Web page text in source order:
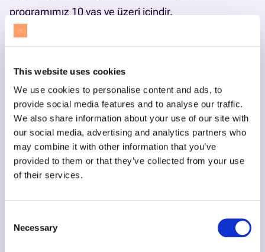
This website uses cookies
We use cookies to personalise content and ads, to
provide social media features and to analyse our traffic.
We also share information about your use of our site with
our social media, advertising and analytics partners who
may combine it with other information that you’ve
provided to them or that they’ve collected from your use
of their services.
Selection
Necessary
programımız 10 yaş ve üzeri içindir.
Unity ile robotik ve simülasyon
Unity yolu ileri yaşlar için. Çocuk artık hazır bir
simülatör kullanmaz, simülasyonun kendisini kurar:
fizik motoru, çarpışma algılama, karakterin çevresini
tarayıp tepki vermesi. Robotik mantığı burada oyun
geliştirmeyle birleşir.Unity programımız10 yaş ve
üzeri içindir.
Dört yolun tamamı tarayıcıda, bir bilgisayar ve
internet bağlantısıyla çalışır. Programın bütününü
robotik kodlama eğitimi sayfamızdagörebilirsiniz.
İçerik yaşa göre uyarlanır. Küçük yaşlarda blok